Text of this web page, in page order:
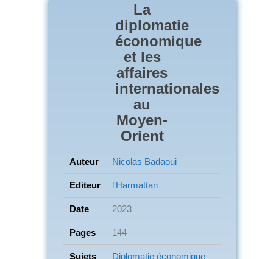
La
diplomatie
économique
et les
affaires
internationales
au
Moyen-
Orient
Auteur Nicolas Badaoui
Editeur l'Harmattan
Date 2023
Pages 144
Sujets
Diplomatie économique